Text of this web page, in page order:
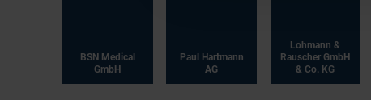
BSN Medical
GmbH
Paul Hartmann
AG
Lohmann &
Rauscher GmbH
& Co. KG